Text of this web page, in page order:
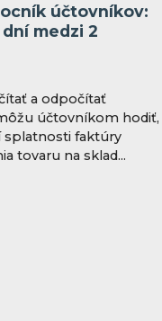
účtovníkov:
medzi 2
a odpočítať
účtovníkom hodiť,
splatnosti faktúry
tovaru na sklad...